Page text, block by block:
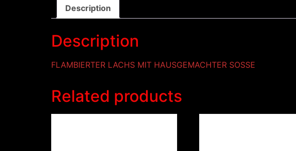
Description
Description
FLAMBIERTER LACHS MIT HAUSGEMACHTER SOSSE
Related products